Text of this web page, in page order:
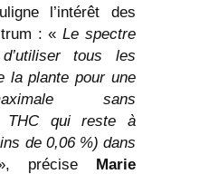
l’intérêt des
: «Le spectre
tous les
la plante pour une
sans
THC qui reste à
de 0,06 %) dans
précise Marie